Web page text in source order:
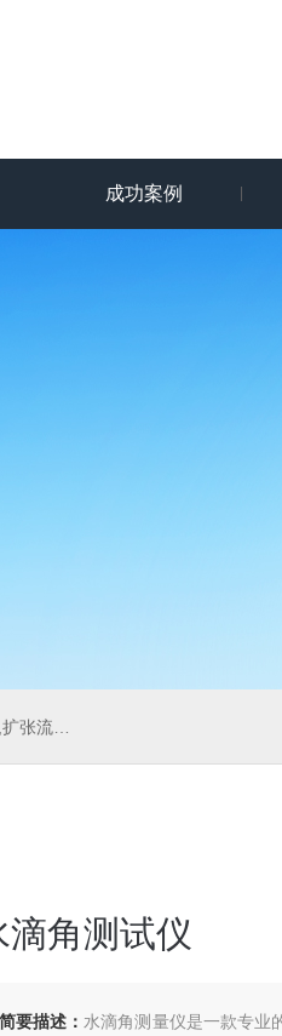
成功案例
散射仪
滴角测试仪
简要描述： 水滴角测量仪是一款专业